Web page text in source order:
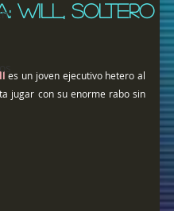
WILL, SOLTERO
de 5 estrellas.
es un joven ejecutivo hetero al
jugar con su enorme rabo sin